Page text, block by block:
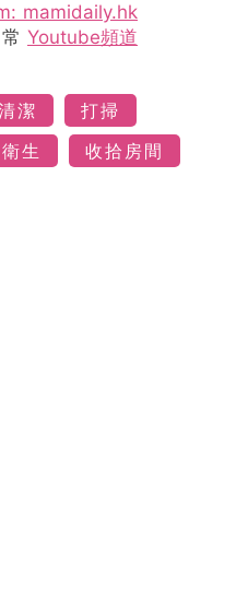
mamidaily.hk
Youtube頻道
潔
打掃
生
收拾房間